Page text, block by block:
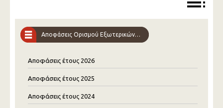
Αποφάσεις Ορισμού Εξωτερικών Συνεργατών-Ερευνητών (ΕΣΕ)
Αποφάσεις έτους 2026
Αποφάσεις έτους 2025
Αποφάσεις έτους 2024